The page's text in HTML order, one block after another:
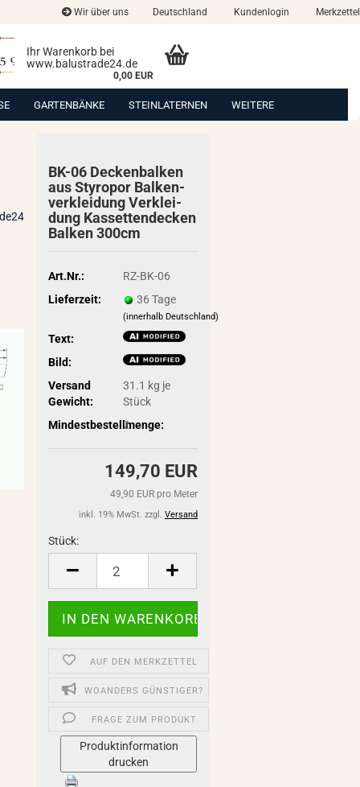
Wir über uns Deutschland Kundenlogin Merkzettel
Ihr Warenkorb bei
www.balustrade24.de
0,00 EUR
GARTENBÄNKE STEINLATERNEN WEITERE
BK-06 De­cken­bal­ken
aus Sty­ro­por Bal­ken­
ver­klei­dung Ver­klei­
dung Kas­set­ten­de­cken
Bal­ken 300cm
Art.Nr.:
RZ-BK-06
Lieferzeit:
36 Tage
(innerhalb Deutschland)
Text:
Bild:
Versand
Gewicht:
31.1 kg je
Stück
Mindestbestellmenge:
2
149,70 EUR
49,90 EUR pro Meter
inkl. 19% MwSt. zzgl. Versand
Stück:
Stück
AUF DEN MERKZETTEL
WOANDERS GÜNSTIGER?
FRAGE ZUM PRODUKT
Produktinformation
drucken